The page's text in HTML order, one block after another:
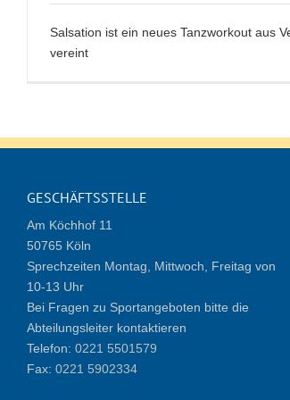
Salsation ist ein neues Tanzworkout aus
vereint
GESCHÄFTSSTELLE
Am Köchhof 11
50765 Köln
Sprechzeiten Montag, Mittwoch, Freitag von
10-13 Uhr
Bei Fragen zu Sportangeboten bitte die
Abteilungsleiter kontaktieren
Telefon: 0221 5501579
Fax: 0221 5902334